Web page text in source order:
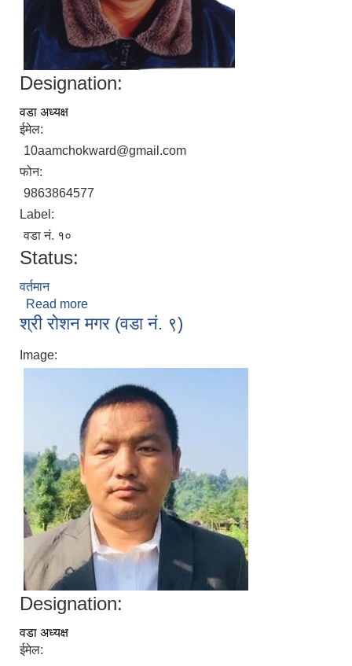
Designation:
वडा अध्यक्ष
ईमेल:
10aamchokward@gmail.com
फोन:
9863864577
Label:
वडा नं. १०
Status:
वर्तमान
Read more
श्री रोशन मगर (वडा नं. ९)
Image:
Designation:
वडा अध्यक्ष
ईमेल: